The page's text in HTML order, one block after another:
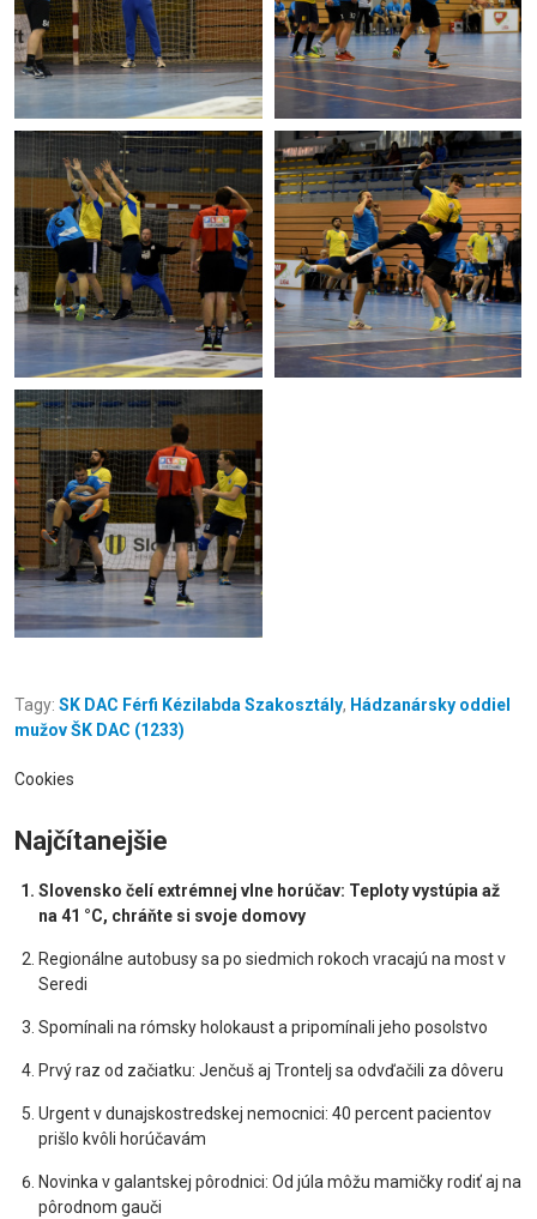
Tagy: SK DAC Férfi Kézilabda Szakosztály, Hádzanársky oddiel
mužov ŠK DAC (1233)
Cookies
Najčítanejšie
Slovensko čelí extrémnej vlne horúčav: Teploty vystúpia až
na 41 °C, chráňte si svoje domovy
Regionálne autobusy sa po siedmich rokoch vracajú na most v
Seredi
Spomínali na rómsky holokaust a pripomínali jeho posolstvo
Prvý raz od začiatku: Jenčuš aj Trontelj sa odvďačili za dôveru
Urgent v dunajskostredskej nemocnici: 40 percent pacientov
prišlo kvôli horúčavám
Novinka v galantskej pôrodnici: Od júla môžu mamičky rodiť aj na
pôrodnom gauči